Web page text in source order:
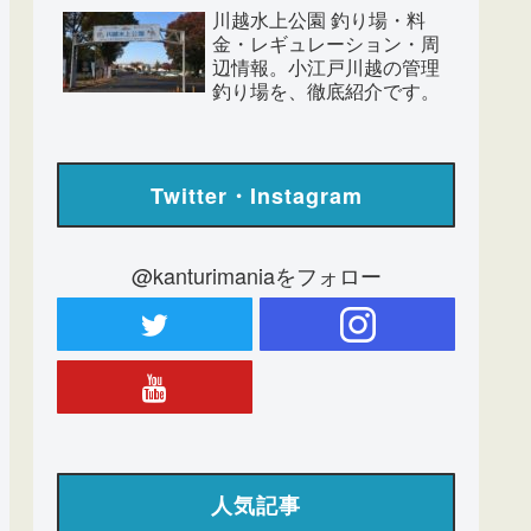
川越水上公園 釣り場・料
金・レギュレーション・周
辺情報。小江戸川越の管理
釣り場を、徹底紹介です。
Twitter・Instagram
@kanturimaniaをフォロー
人気記事